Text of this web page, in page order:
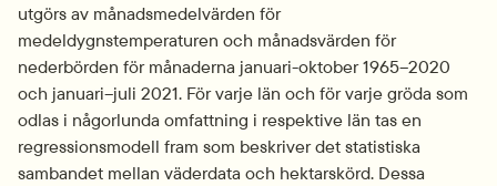
utgörs av månadsmedelvärden för
medeldygnstemperaturen och månadsvärden för
nederbörden för månaderna januari-oktober 1965–2020
och januari–juli 2021. För varje län och för varje gröda som
odlas i någorlunda omfattning i respektive län tas en
regressionsmodell fram som beskriver det statistiska
sambandet mellan väderdata och hektarskörd. Dessa